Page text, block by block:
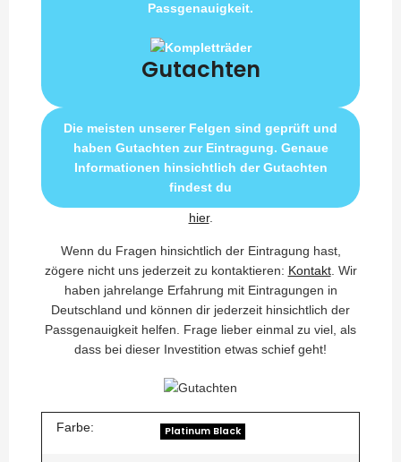
Passgenauigkeit.
Gutachten
Die meisten unserer Felgen sind geprüft und
haben Gutachten zur Eintragung. Genaue
Informationen hinsichtlich der Gutachten
findest du
hier.
Wenn du Fragen hinsichtlich der Eintragung hast,
zögere nicht uns jederzeit zu kontaktieren: Kontakt. Wir
haben jahrelange Erfahrung mit Eintragungen in
Deutschland und können dir jederzeit hinsichtlich der
Passgenauigkeit helfen. Frage lieber einmal zu viel, als
dass bei dieser Investition etwas schief geht!
Farbe: Platinum Black